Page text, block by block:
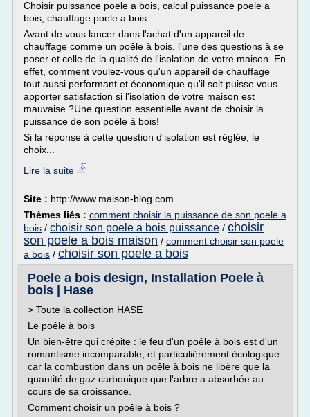
Choisir puissance poele a bois, calcul puissance poele a
bois, chauffage poele a bois
Avant de vous lancer dans l'achat d'un appareil de
chauffage comme un poêle à bois, l'une des questions à se
poser et celle de la qualité de l'isolation de votre maison. En
effet, comment voulez-vous qu'un appareil de chauffage
tout aussi performant et économique qu'il soit puisse vous
apporter satisfaction si l'isolation de votre maison est
mauvaise ?Une question essentielle avant de choisir la
puissance de son poêle à bois!
Si la réponse à cette question d'isolation est réglée, le
choix...
Lire la suite
Site : http://www.maison-blog.com
Thèmes liés : comment choisir la puissance de son poele a
bois / choisir son poele a bois puissance / choisir
son poele a bois maison / comment choisir son poele
a bois / choisir son poele a bois
Poele a bois design, Installation Poele à
bois | Hase
> Toute la collection HASE
Le poêle à bois
Un bien-être qui crépite : le feu d'un poêle à bois est d'un
romantisme incomparable, et particulièrement écologique
car la combustion dans un poêle à bois ne libère que la
quantité de gaz carbonique que l'arbre a absorbée au
cours de sa croissance.
Comment choisir un poêle à bois ?